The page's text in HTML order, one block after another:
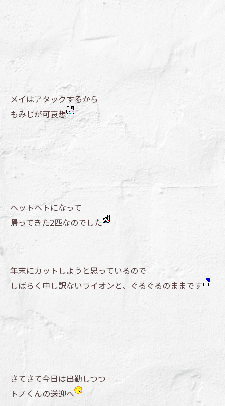
メイはアタックするから
もみじが可哀想
ヘットヘトになって
帰ってきた2匹なのでした
年末にカットしようと思っているので
しばらく申し訳ないライオンと、ぐるぐるのままです
さてさて今日は出勤しつつ
トノくんの送迎へ